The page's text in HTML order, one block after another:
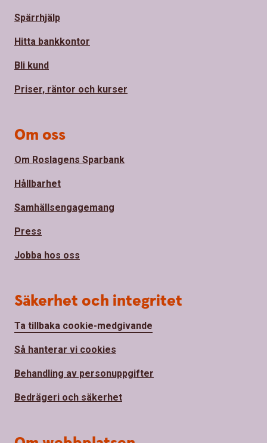
Spärrhjälp
Hitta bankkontor
Bli kund
Priser, räntor och kurser
Om oss
Om Roslagens Sparbank
Hållbarhet
Samhällsengagemang
Press
Jobba hos oss
Säkerhet och integritet
Ta tillbaka cookie-medgivande
Så hanterar vi cookies
Behandling av personuppgifter
Bedrägeri och säkerhet